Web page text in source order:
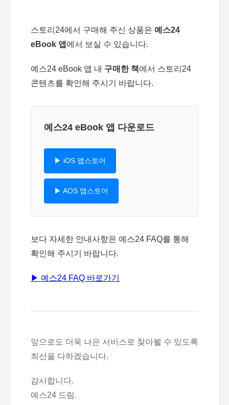
스토리24에서 구매해 주신 상품은 예스24
eBook 앱 에서 보실 수 있습니다.
예스24 eBook 앱 내 구매한 책에서 스토리24
콘텐츠를 확인해 주시기 바랍니다.
예스24 eBook 앱 다운로드
▶ iOS 앱스토어
▶ AOS 앱스토어
보다 자세한 안내사항은 예스24 FAQ를 통해
확인해 주시기 바랍니다.
▶ 예스24 FAQ 바로가기
앞으로도 더욱 나은 서비스로 찾아뵐 수 있도록
최선을 다하겠습니다.
감사합니다.
예스24 드림.